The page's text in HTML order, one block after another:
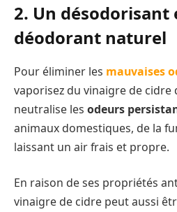
2. Un désodorisant
déodorant naturel
Pour éliminer les mauvaises
vaporisez du vinaigre de cidre
neutralise les odeurs
animaux domestiques, de la
laissant un air frais et propre.
En raison de ses propriétés
vinaigre de cidre peut aussi